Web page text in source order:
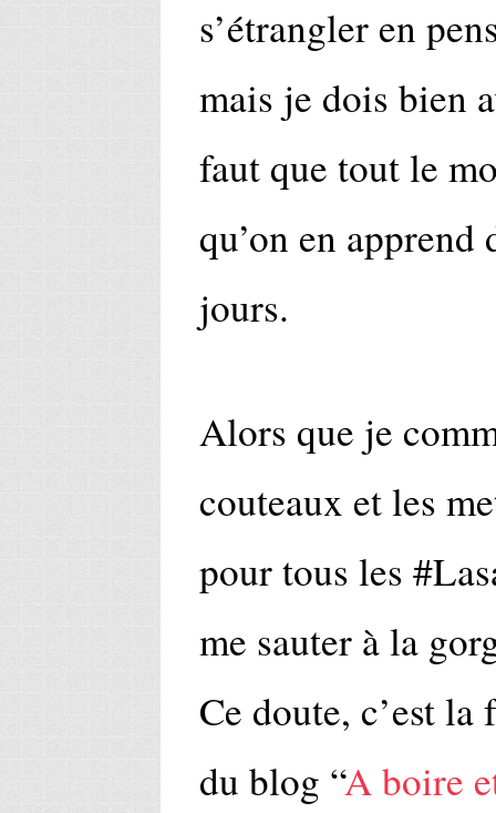
s’étrangler en
mais je dois bien
faut que tout le
qu’on en apprend
jours.
Alors que je
couteaux et les
pour tous les
me sauter à la
Ce doute, c’est
du blog “A boire